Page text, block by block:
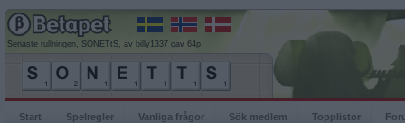
Senaste rullningen, SONETtS, av billy1337 gav 64p
Start Spelregler Vanliga frågor Sök medlem Topplistor